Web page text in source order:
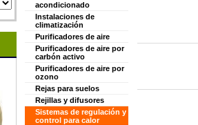
acondicionado
Instalaciones de
climatización
Purificadores de aire
Purificadores de aire por
carbón activo
Purificadores de aire por
ozono
Rejas para suelos
Rejillas y difusores
Sistemas de regulación y
control para calor